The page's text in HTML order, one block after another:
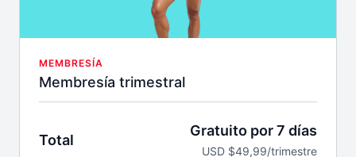
MEMBRESÍA
Membresía trimestral
Total
Gratuito por 7 días
USD $49,99/trimestre